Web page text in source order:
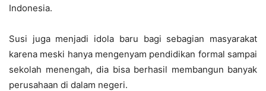
Indonesia.
Susi juga menjadi idola baru bagi sebagian masyarakat
karena meski hanya mengenyam pendidikan formal sampai
sekolah menengah, dia bisa berhasil membangun banyak
perusahaan di dalam negeri.